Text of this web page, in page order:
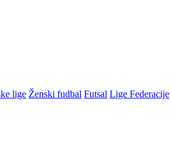
lige Ženski fudbal Futsal Lige Federacije